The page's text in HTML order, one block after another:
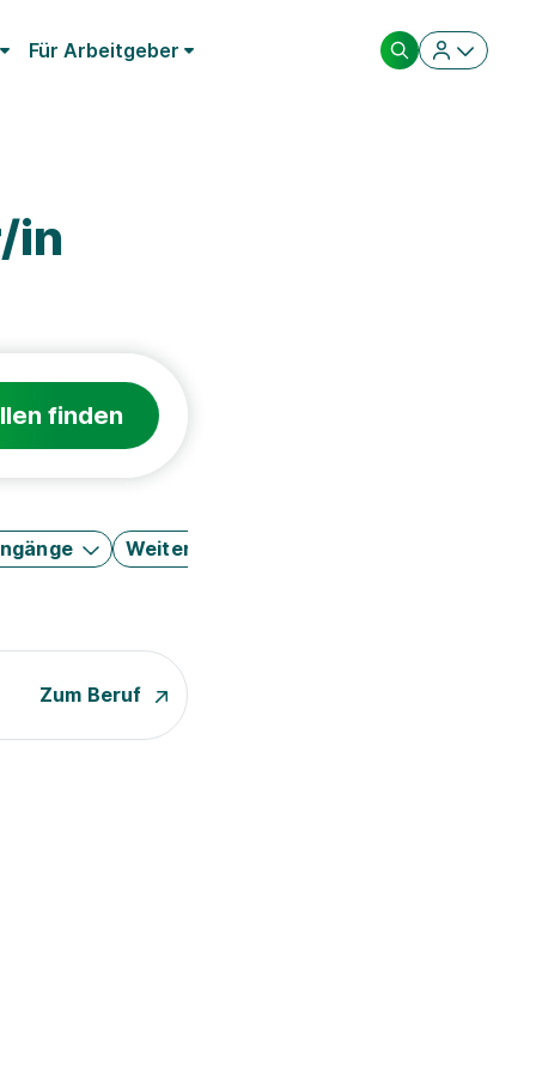
Für Arbeitgeber
in
finden
Weitere Filter
Zum Beruf